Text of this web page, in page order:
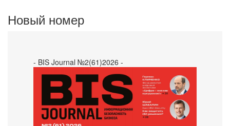
Новый номер
- BIS Journal №2(61)2026 -